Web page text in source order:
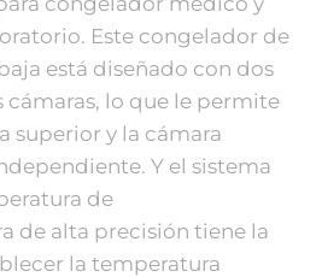
Este congelador de
está diseñado con dos
cámaras, lo que le permite
superior y la cámara
Y el sistema
de
de alta precisión tiene la
la temperatura